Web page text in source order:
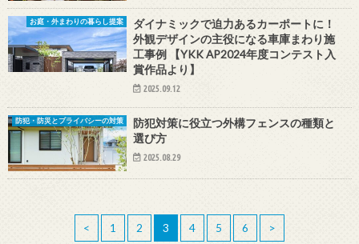
お庭・外まわりの暮らし提案
ダイナミックで迫力あるカーポートに！
外観デザインの主役になる車庫まわり施
工事例 【YKK AP2024年度コンテスト入
賞作品より】
2025.09.12
防犯・防災とプライバシーの対策
防犯対策に役立つ外構フェンスの種類と
選び方
2025.08.29
< 1 2 3 4 5 6 >